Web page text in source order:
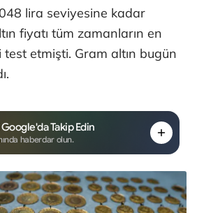
lira seviyesine kadar
fiyatı tüm zamanların en
etmişti. Gram altın bugün
Takip Edin
haberdar olun.